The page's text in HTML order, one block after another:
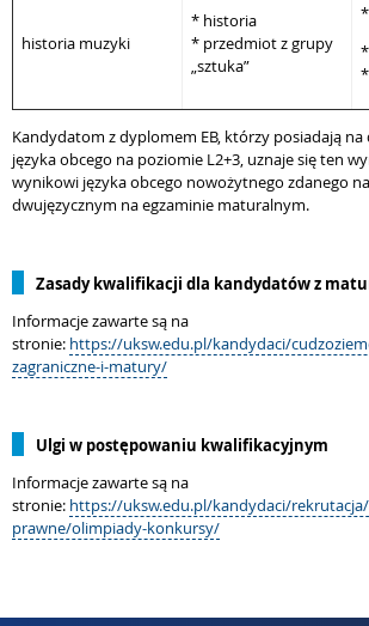
historia muzyki
* historia
* przedmiot z grupy
„sztuka”
Kandydatom z dyplomem EB, którzy posiadają
języka obcego na poziomie L2+3, uznaje się ten
wynikowi języka obcego nowożytnego zdanego
dwujęzycznym na egzaminie maturalnym.
Zasady kwalifikacji dla kandydatów z
Informacje zawarte są na
stronie: https://uksw.edu.pl/kandydaci/
zagraniczne-i-matury/
Ulgi w postępowaniu kwalifikacyjnym
Informacje zawarte są na
stronie: https://uksw.edu.pl/kandydaci/
prawne/olimpiady-konkursy/